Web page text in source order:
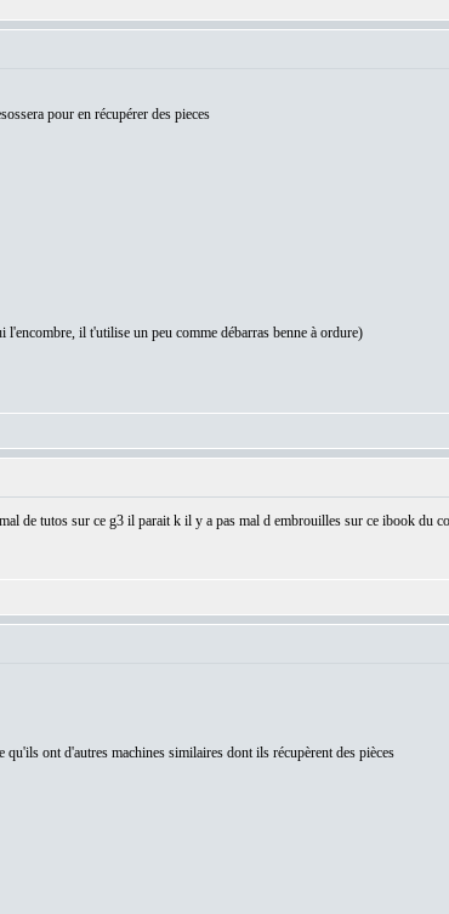
pour en récupérer des pieces
l'encombre, il t'utilise un peu comme débarras benne à ordure)
de tutos sur ce g3 il parait k il y a pas mal d embrouilles sur ce ibook du
ont d'autres machines similaires dont ils récupèrent des pièces